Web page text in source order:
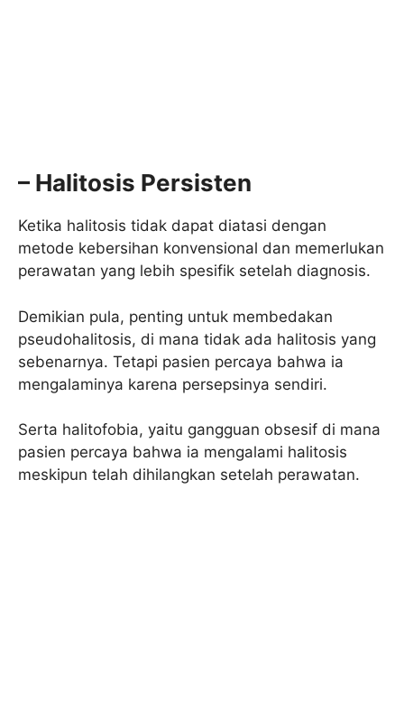
– Halitosis Persisten
Ketika halitosis tidak dapat diatasi dengan
metode kebersihan konvensional dan memerlukan
perawatan yang lebih spesifik setelah diagnosis.
Demikian pula, penting untuk membedakan
pseudohalitosis, di mana tidak ada halitosis yang
sebenarnya. Tetapi pasien percaya bahwa ia
mengalaminya karena persepsinya sendiri.
Serta halitofobia, yaitu gangguan obsesif di mana
pasien percaya bahwa ia mengalami halitosis
meskipun telah dihilangkan setelah perawatan.